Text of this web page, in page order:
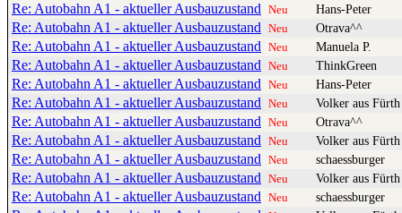
Re: Autobahn A1 - aktueller Ausbauzustand Neu Hans-Peter
Re: Autobahn A1 - aktueller Ausbauzustand Neu Otrava^^
Re: Autobahn A1 - aktueller Ausbauzustand Neu Manuela P.
Re: Autobahn A1 - aktueller Ausbauzustand Neu ThinkGreen
Re: Autobahn A1 - aktueller Ausbauzustand Neu Hans-Peter
Re: Autobahn A1 - aktueller Ausbauzustand Neu Volker aus Fürth
Re: Autobahn A1 - aktueller Ausbauzustand Neu Otrava^^
Re: Autobahn A1 - aktueller Ausbauzustand Neu Volker aus Fürth
Re: Autobahn A1 - aktueller Ausbauzustand Neu schaessburger
Re: Autobahn A1 - aktueller Ausbauzustand Neu Volker aus Fürth
Re: Autobahn A1 - aktueller Ausbauzustand Neu schaessburger